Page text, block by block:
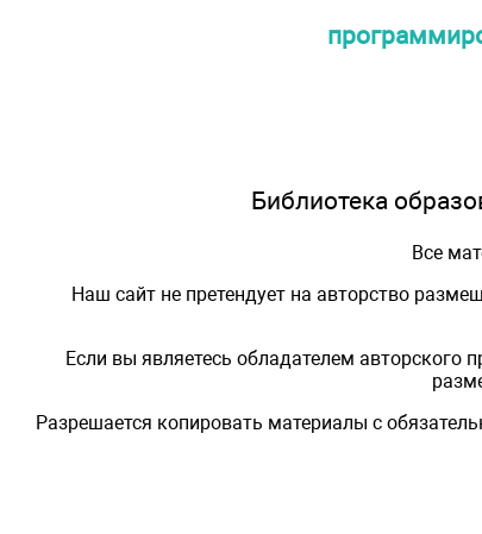
Библиотека
Все
Наш сайт не претендует на авторство
Если вы являетесь обладателем
Разрешается копировать материалы с